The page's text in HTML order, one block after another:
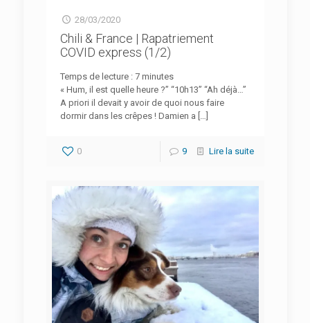
28/03/2020
Chili & France | Rapatriement
COVID express (1/2)
Temps de lecture : 7 minutes
« Hum, il est quelle heure ?” “10h13” “Ah déjà…”
A priori il devait y avoir de quoi nous faire
dormir dans les crêpes ! Damien a
0 9 Lire la suite